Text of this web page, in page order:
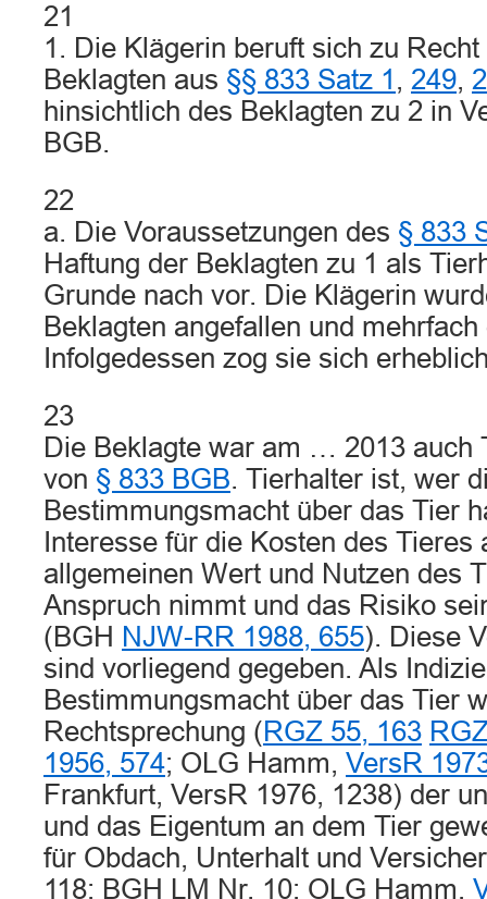
21
1. Die Klägerin beruft sich zu
Beklagten aus §§ 833 Satz 1 , 249,
hinsichtlich des Beklagten zu 2 in
BGB.
22
a. Die Voraussetzungen des § 833
Haftung der Beklagten zu 1 als
Grunde nach vor. Die Klägerin
Beklagten angefallen und
Infolgedessen zog sie sich
23
Die Beklagte war am … 2013 auch
von § 833 BGB. Tierhalter ist, wer
Bestimmungsmacht über das Tier
Interesse für die Kosten des Tieres
allgemeinen Wert und Nutzen des
Anspruch nimmt und das Risiko
(BGH NJW-RR 1988, 655). Diese
sind vorliegend gegeben. Als
Bestimmungsmacht über das Tier
Rechtsprechung (RGZ 55, 163
1956, 574; OLG Hamm, VersR
Frankfurt, VersR 1976, 1238) der
und das Eigentum an dem Tier
für Obdach, Unterhalt und
118; BGH LM Nr. 10; OLG Hamm,